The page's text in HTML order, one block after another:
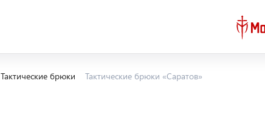
Тактические брюки Тактические брюки «Саратов»